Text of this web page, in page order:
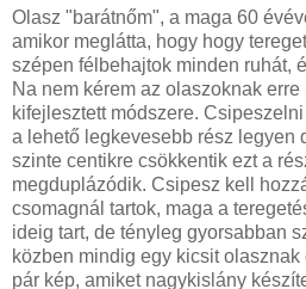
Olasz "barátnőm", a maga 60
amikor meglátta, hogy hogy
szépen félbehajtok minden ruhát,
Na nem kérem az olaszoknak
kifejlesztett módszere.
a lehető legkevesebb rész legyen
szinte centikre csökkentik ezt a
megduplázódik. Csipesz kell
csomagnál tartok, maga a
ideig tart, de tényleg gyorsabban
közben mindig egy kicsit olasznak
pár kép, amiket nagykislány